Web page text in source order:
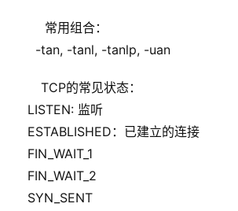
常用组合：
-tan, -tanl, -tanlp, -uan
TCP的常见状态：
LISTEN: 监听
ESTABLISHED：已建立的连接
FIN_WAIT_1
FIN_WAIT_2
SYN_SENT